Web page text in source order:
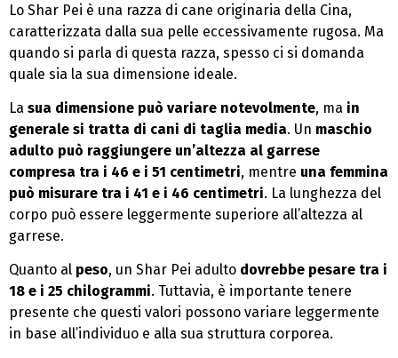
Lo Shar Pei è una razza di cane originaria della Cina,
caratterizzata dalla sua pelle eccessivamente rugosa. Ma
quando si parla di questa razza, spesso ci si domanda
quale sia la sua dimensione ideale.
La sua dimensione può variare notevolmente, ma in
generale si tratta di cani di taglia media. Un maschio
adulto può raggiungere un’altezza al garrese
compresa tra i 46 e i 51 centimetri, mentre una femmina
può misurare tra i 41 e i 46 centimetri. La lunghezza del
corpo può essere leggermente superiore all’altezza al
garrese.
Quanto al peso, un Shar Pei adulto dovrebbe pesare tra i
18 e i 25 chilogrammi. Tuttavia, è importante tenere
presente che questi valori possono variare leggermente
in base all’individuo e alla sua struttura corporea.